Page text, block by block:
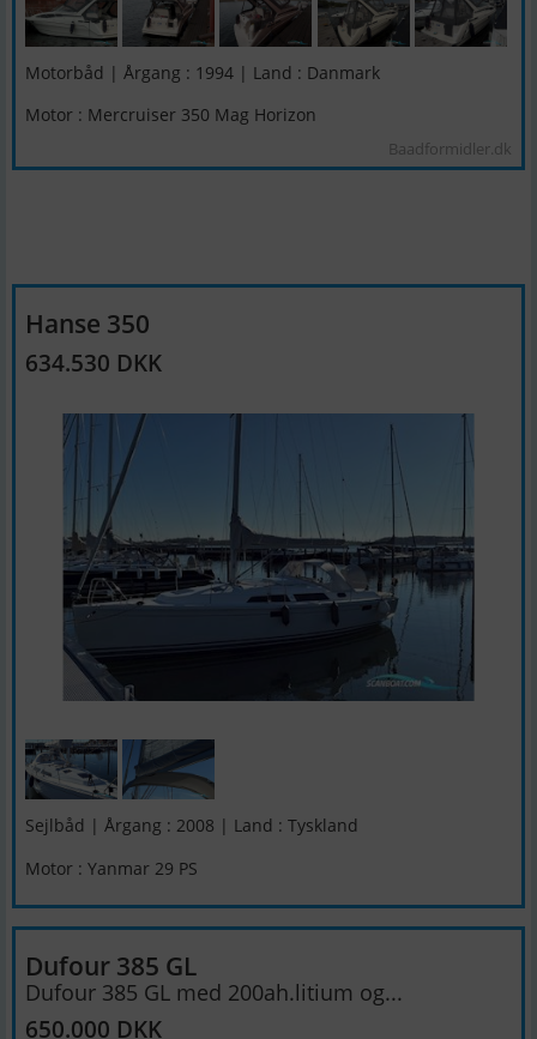
Motorbåd | Årgang : 1994 | Land : Danmark
Motor : Mercruiser 350 Mag Horizon
Baadformidler.dk
Hanse 350
634.530 DKK
Sejlbåd | Årgang : 2008 | Land : Tyskland
Motor : Yanmar 29 PS
Dufour 385 GL
Dufour 385 GL med 200ah.litium og...
650.000 DKK